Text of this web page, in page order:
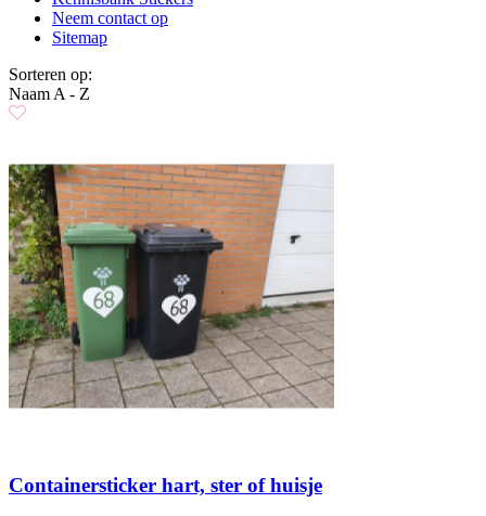
Neem contact op
Sitemap
Sorteren op:
Naam A - Z
Containersticker hart, ster of huisje